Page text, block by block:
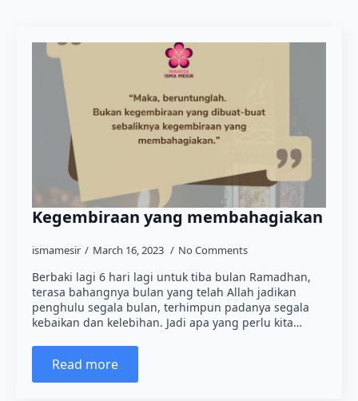
Kegembiraan yang membahagiakan
ismamesir March 16, 2023 No Comments
Berbaki lagi 6 hari lagi untuk tiba bulan Ramadhan,
terasa bahangnya bulan yang telah Allah jadikan
penghulu segala bulan, terhimpun padanya segala
kebaikan dan kelebihan. Jadi apa yang perlu kita…
Read more